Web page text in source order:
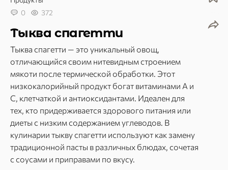
супермаркетов. Но насколько
хорошо вы в них разбираетесь?
проверить, насколько
0
372
Тыква спагетти
Тыква спагетти — это уникальный овощ,
отличающийся своим нитевидным строением
мякоти после термической обработки. Этот
низкокалорийный продукт богат витаминами A и
C, клетчаткой и антиоксидантами. Идеален для
тех, кто придерживается здорового питания или
диеты с низким содержанием углеводов. В
кулинарии тыкву спагетти используют как замену
традиционной пасты в различных блюдах, сочетая
с соусами и приправами по вкусу.